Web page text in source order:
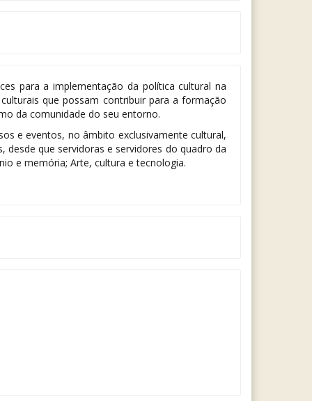
para a implementação da política cultural na
que possam contribuir para a formação
da comunidade do seu entorno.
e eventos, no âmbito exclusivamente cultural,
que servidoras e servidores do quadro da
e memória; Arte, cultura e tecnologia.